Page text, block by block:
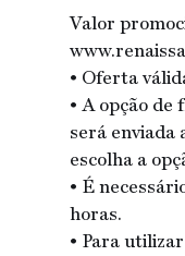
Valor
• Oferta
• A opção
será enviada
escolha a
• É
horas.
• Para